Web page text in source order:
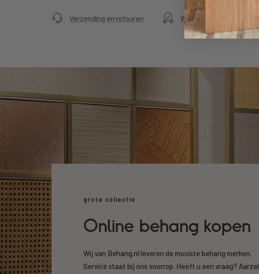
Verzending en retouren Webwinkelkeur
grote collectie
Online behang kopen
Wij van Behang.nl leveren de mooiste behang merken.
Service staat bij ons voorrop. Heeft u een vraag? Aarzel